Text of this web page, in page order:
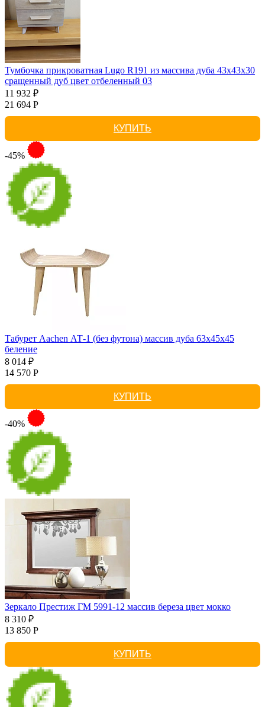
Тумбочка прикроватная Lugo R191 из массива дуба 43х43х30
сращенный дуб цвет отбеленный 03
11 932 ₽
21 694 Р
КУПИТЬ
-45%
Табурет Aachen АТ-1 (без футона) массив дуба 63х45х45
беление
8 014 ₽
14 570 Р
КУПИТЬ
-40%
Зеркало Престиж ГМ 5991-12 массив береза цвет мокко
8 310 ₽
13 850 Р
КУПИТЬ